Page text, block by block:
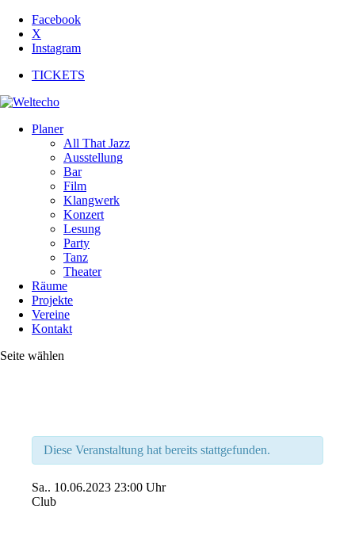
Facebook
X
Instagram
TICKETS
Planer
All That Jazz
Ausstellung
Bar
Film
Klangwerk
Konzert
Lesung
Party
Tanz
Theater
Räume
Projekte
Vereine
Kontakt
Seite wählen
Diese Veranstaltung hat bereits stattgefunden.
Sa.. 10.06.2023 23:00 Uhr
Club